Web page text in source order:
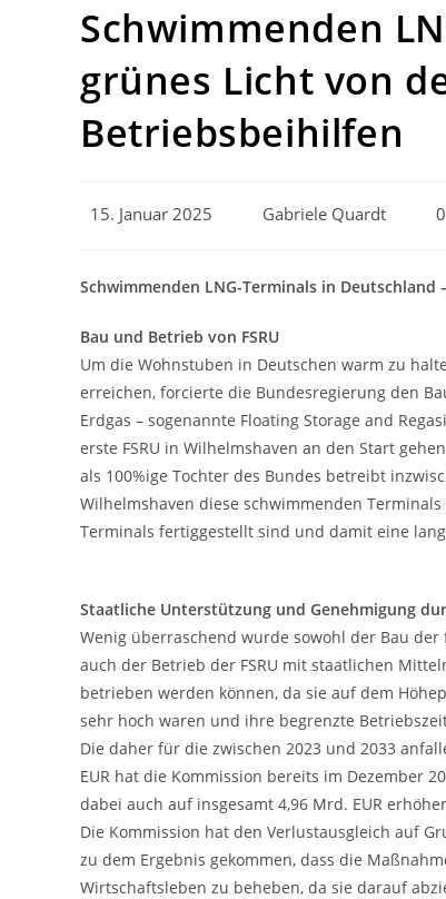
Schwimmenden
grünes Licht von
Betriebsbeihilfen
Beitrag
15. Januar 2025
Beitrags-
Gabriele Quardt
Schwimmenden LNG-Terminals in
Bau und Betrieb von FSRU
Um die Wohnstuben in Deutschen warm zu
erreichen, forcierte die Bundesregierung den
Erdgas – sogenannte Floating Storage and
erste FSRU in Wilhelmshaven an den Start
als 100%ige Tochter des Bundes betreibt
Wilhelmshaven diese schwimmenden
Terminals fertiggestellt sind und damit eine
Staatliche Unterstützung und Genehmigung
Wenig überraschend wurde sowohl der Bau
auch der Betrieb der FSRU mit staatlichen
betrieben werden können, da sie auf dem
sehr hoch waren und ihre begrenzte
Die daher für die zwischen 2023 und 2033
EUR hat die Kommission bereits im Dezember
dabei auch auf insgesamt 4,96 Mrd. EUR
Die Kommission hat den Verlustausgleich auf
zu dem Ergebnis gekommen, dass die
Wirtschaftsleben zu beheben, da sie darauf